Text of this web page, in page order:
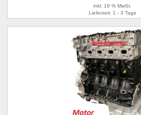
inkl. 19 % MwSt.
Lieferzeit: 1 - 3 Tage